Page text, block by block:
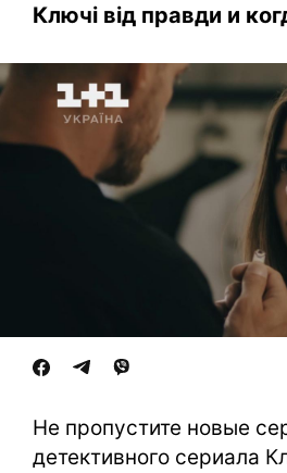
Ключі від правди и
Не пропустите новые
детективного сериала